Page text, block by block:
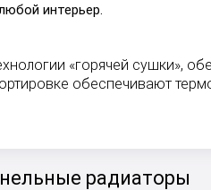
интерьер.
«горячей сушки»,
обеспечивают
радиаторы